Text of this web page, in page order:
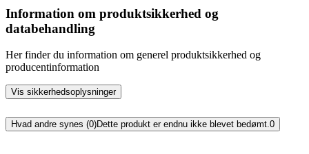
Information om produktsikkerhed og
databehandling
Her finder du information om generel produktsikkerhed og
producentinformation
Vis sikkerhedsoplysninger
Hvad andre synes (0)Dette produkt er endnu ikke blevet bedømt.0